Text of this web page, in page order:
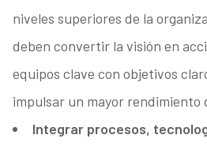
niveles superiores de la
deben convertir la visión en
equipos clave con objetivos
impulsar un mayor rendimiento
Integrar procesos,